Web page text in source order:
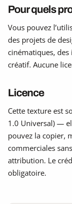
Pour quels
Vous pouvez
des projets de
cinématiques,
créatif. Aucune
Licence
Cette texture est
1.0 Universal) —
pouvez la copier,
commerciales
attribution. Le
obligatoire.